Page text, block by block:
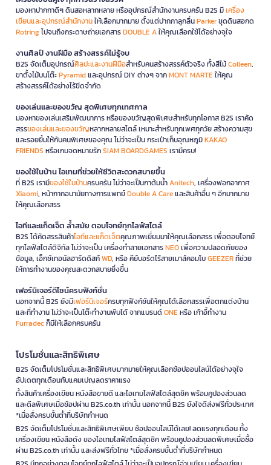
มองหาปากกาดีๆ ดินสอหลากหลาย หรืออุปกรณ์สำนักงานครบครัน B2S มีเครื่อง
เขียนและอุปกรณ์สำนักงานให้เลือกมากมาย ตั้งแต่ปากกาลูกลื่นParkerชุดดินสอกด
Rotringไปจนถึงกระดาษถ่ายเอกสารDOUBLE Aให้คุณเลือกใช้ได้อย่างจุใจ
งานศิลป์ งานฝีมือ สร้างสรรค์ไม่รู้จบ
B2S จัดเต็มอุปกรณ์ศิลปะและงานฝีมือสำหรับคนสร้างสรรค์ตัวจริง ทั้งสีไม้Colleen,
ขาตั้งไม้บนโต๊ะPyramidและอุปกรณ์ DIY ต่างๆ จากMONT MARTEให้คุณ
สร้างสรรค์ได้อย่างไร้ขีดจำกัด
ของเล่นและของขวัญ สุดพิเศษทุกเทศกาล
มองหาของเล่นเสริมพัฒนาการ หรือของขวัญสุดพิเศษสำหรับทุกโอกาส B2S เราคัด
สรรของเล่นและของขวัญหลากหลายสไตล์ เหมาะสำหรับทุกเพศทุกวัย สร้างความสุข
และรอยยิ้มให้กับคนพิเศษของคุณ ไม่ว่าจะเป็น กระเป๋าเก็บอุณหภูมิKAKAO
FRIENDS หรือเกมจดหมายรักSIAM BOARDGAMES เรามีครบ!
ของใช้ในบ้าน ไอเทมที่ช่วยให้ชีวิตสะดวกสบายขึ้น
ที่ B2S เรามีของใช้ในบ้านครบครัน ไม่ว่าจะเป็นกาต้มน้ำAnitech, เครื่องฟอกอากาศ
Xiaomi, หน้ากากอนามัยทางการแพทย์Double A Careและสินค้าอื่น ๆ อีกมากมาย
ให้คุณเลือกสรร
ไอทีและแก็ดเจ็ต ล้ำสมัย ตอบโจทย์ทุกไลฟ์สไตล์
B2S ได้คัดสรรสินค้าไอทีและแก็ดเจ็ตคุณภาพเยี่ยมมาให้คุณเลือกสรร เพื่อตอบโจทย์
ทุกไลฟ์สไตล์ดิจิทัล ไม่ว่าจะเป็น เครื่องทำลายเอกสารNEOเพื่อความปลอดภัยของ
ข้อมูล, เอ็กซ์เทอนัลฮาร์ดดิสก์WD, หรือ คีย์บอร์ดไร้สายเมาส์คอมโบGEEZERที่ช่วย
ให้การทำงานของคุณสะดวกสบายยิ่งขึ้น
เฟอร์นิเจอร์ดีไซน์ครบฟังก์ชั่น
นอกจากนี้ B2S ยังมีเฟอร์นิเจอร์ครบทุกฟังก์ชันให้คุณได้เลือกสรรเพื่อตกแต่งบ้าน
และที่ทำงาน ไม่ว่าจะเป็นโต๊ะทำงานพับได้ จากแบรนด์ONEหรือ เก้าอี้ทำงาน
Furradecก็มีให้เลือกครบครัน
โปรโมชั่นและสิทธิพิเศษ
B2S จัดเต็มโปรโมชั่นและสิทธิพิเศษมากมายให้คุณเลือกช้อปออนไลน์ได้อย่างจุใจ
อัปเดตทุกเดือนกับแคมเปญลดราคาแรง
ทั้งสินค้าเครื่องเขียน หนังสือขายดี และไอเทมไลฟ์สไตล์สุดชิค พร้อมคูปองส่วนลด
และดีลพิเศษเมื่อช้อปผ่าน B2S.co.th เท่านั้น นอกจากนี้ B2S ยังใจดีส่งฟรีทั่วประเทศ
*เมื่อสั่งครบขั้นต่ำที่บริษัทกำหนด
B2S จัดเต็มโปรโมชั่นและสิทธิพิเศษเพียบ ช้อปออนไลน์ได้เลย! ลดแรงทุกเดือน ทั้ง
เครื่องเขียน หนังสือดัง ของไอเทมไลฟ์สไตล์สุดชิค พร้อมคูปองส่วนลดพิเศษเมื่อซื้อ
ผ่าน B2S.co.th เท่านั้น และส่งฟรีทั่วไทย *เมื่อสั่งครบขั้นต่ำที่บริษัทกำหนด